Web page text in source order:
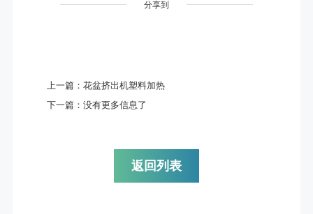
分享到
上一篇：花盆挤出机塑料加热
下一篇：没有更多信息了
返回列表